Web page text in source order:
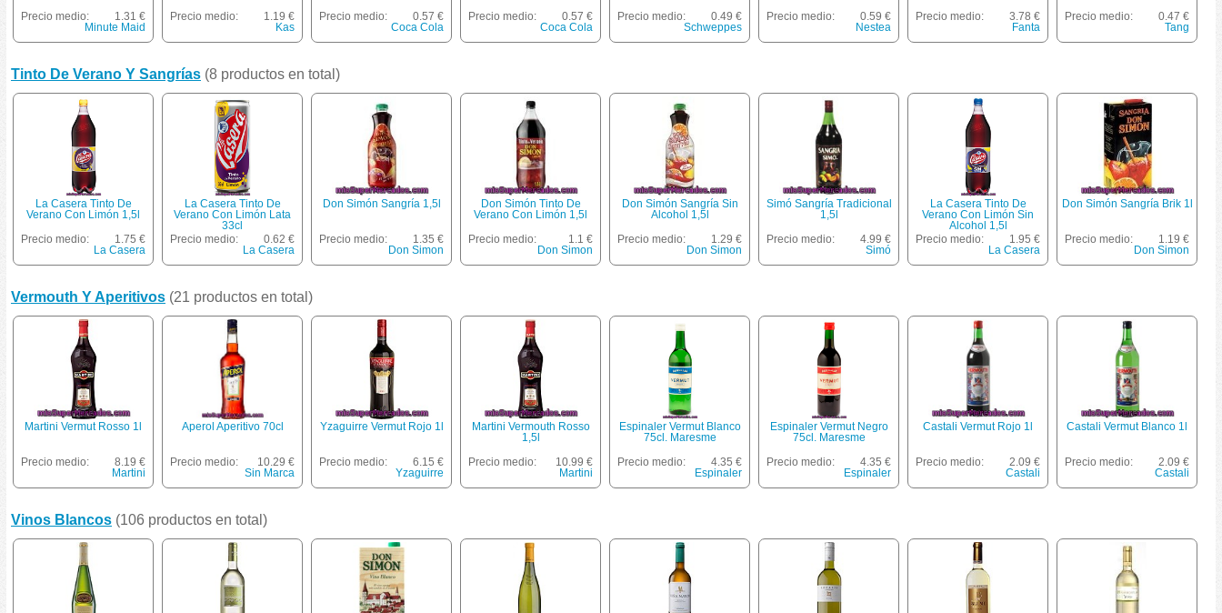
Precio medio:
1.31 €
Minute Maid
Precio medio:
1.19 €
Kas
Precio medio:
0.57 €
Coca Cola
Precio medio:
0.57 €
Coca Cola
Precio medio:
0.49 €
Schweppes
Precio medio:
0.59 €
Nestea
Precio medio:
3.78 €
Fanta
Precio medio:
0.47 €
Tang
Tinto De Verano Y Sangrías (8 productos en total)
La Casera Tinto De
Verano Con Limón 1,5l
Precio medio:
1.75 €
La Casera
La Casera Tinto De
Verano Con Limón Lata
33cl
Precio medio:
0.62 €
La Casera
Don Simón Sangría 1,5l
Precio medio:
1.35 €
Don Simon
Don Simón Tinto De
Verano Con Limón 1,5l
Precio medio:
1.1 €
Don Simon
Don Simón Sangría Sin
Alcohol 1,5l
Precio medio:
1.29 €
Don Simon
Simó Sangría Tradicional
1,5l
Precio medio:
4.99 €
Simó
La Casera Tinto De
Verano Con Limón Sin
Alcohol 1,5l
Precio medio:
1.95 €
La Casera
Don Simón Sangría Brik 1l
Precio medio:
1.19 €
Don Simon
Vermouth Y Aperitivos (21 productos en total)
Martini Vermut Rosso 1l
Precio medio:
8.19 €
Martini
Aperol Aperitivo 70cl
Precio medio:
10.29 €
Sin Marca
Yzaguirre Vermut Rojo 1l
Precio medio:
6.15 €
Yzaguirre
Martini Vermouth Rosso
1,5l
Precio medio:
10.99 €
Martini
Espinaler Vermut Blanco
75cl. Maresme
Precio medio:
4.35 €
Espinaler
Espinaler Vermut Negro
75cl. Maresme
Precio medio:
4.35 €
Espinaler
Castali Vermut Rojo 1l
Precio medio:
2.09 €
Castali
Castali Vermut Blanco 1l
Precio medio:
2.09 €
Castali
Vinos Blancos (106 productos en total)